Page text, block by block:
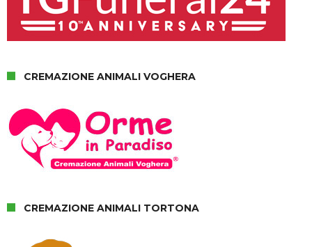
CREMAZIONE ANIMALI VOGHERA
CREMAZIONE ANIMALI TORTONA